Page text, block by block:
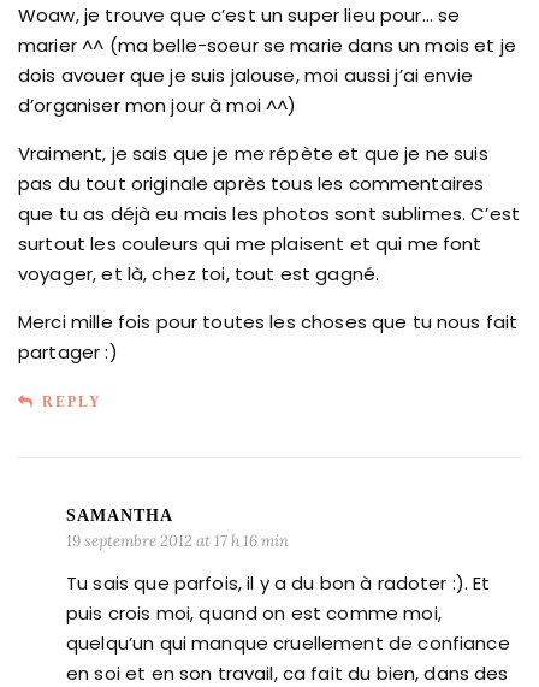
Woaw, je trouve que c’est un super lieu pour… se
marier ^^ (ma belle-soeur se marie dans un mois et je
dois avouer que je suis jalouse, moi aussi j’ai envie
d’organiser mon jour à moi ^^)
Vraiment, je sais que je me répète et que je ne suis
pas du tout originale après tous les commentaires
que tu as déjà eu mais les photos sont sublimes. C’est
surtout les couleurs qui me plaisent et qui me font
voyager, et là, chez toi, tout est gagné.
Merci mille fois pour toutes les choses que tu nous fait
partager :)
REPLY
SAMANTHA
19 septembre 2012 at 17 h 16 min
Tu sais que parfois, il y a du bon à radoter :). Et
puis crois moi, quand on est comme moi,
quelqu’un qui manque cruellement de confiance
en soi et en son travail, ca fait du bien, dans des